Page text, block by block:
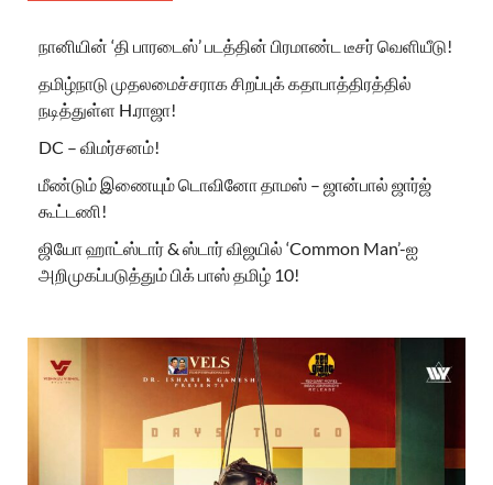
நானியின் ‘தி பாரடைஸ்’ படத்தின் பிரமாண்ட டீசர் வெளியீடு!
தமிழ்நாடு முதலமைச்சராக சிறப்புக் கதாபாத்திரத்தில்
நடித்துள்ள H.ராஜா!
DC – விமர்சனம்!
மீண்டும் இணையும் டொவினோ தாமஸ் – ஜான்பால் ஜார்ஜ்
கூட்டணி!
ஜியோ ஹாட்ஸ்டார் & ஸ்டார் விஜயில் ‘Common Man’-ஐ
அறிமுகப்படுத்தும் பிக் பாஸ் தமிழ் 10!